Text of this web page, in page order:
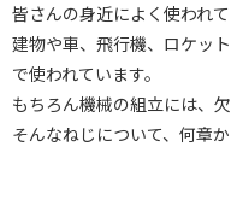
皆さんの身近によく使われて
建物や車、飛行機、ロケッ
で使われています。
もちろん機械の組立には、
そんなねじについて、何章